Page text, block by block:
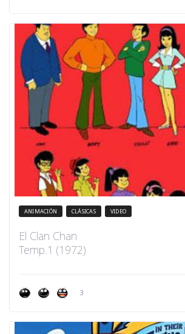
ANIMACIÓN CLÁSICAS VIDEO
El Clan Chan
Temp.1 (1972)
3